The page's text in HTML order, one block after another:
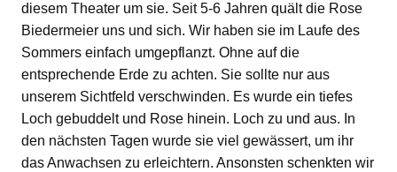
diesem Theater um sie. Seit 5-6 Jahren quält die Rose
Biedermeier uns und sich. Wir haben sie im Laufe des
Sommers einfach umgepflanzt. Ohne auf die
entsprechende Erde zu achten. Sie sollte nur aus
unserem Sichtfeld verschwinden. Es wurde ein tiefes
Loch gebuddelt und Rose hinein. Loch zu und aus. In
den nächsten Tagen wurde sie viel gewässert, um ihr
das Anwachsen zu erleichtern. Ansonsten schenkten wir